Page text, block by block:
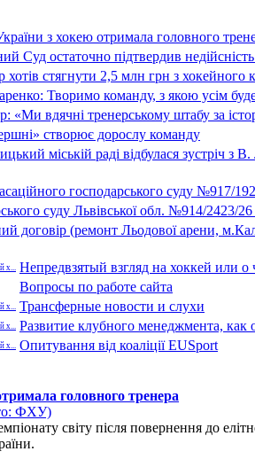
з хокею отримала головного
Суд остаточно підтвердив
хотів стягнути 2,5 млн грн з хокейного
Творимо команду, з якою усім
«Ми вдячні тренерському штабу за
створює дорослу команду
міській раді відбулася зустріч з
господарського суду №917/
суду Львівської обл. №914/2423/
договір (ремонт Льодової арени,
х... Непредвзятый взгляд на хоккей или о
Вопросы по работе сайта
х... Трансферные новости и слухи
х... Развитие клубного менеджмента, как
х... Опитування від коаліції EUSport
головного тренера
світу після повернення до